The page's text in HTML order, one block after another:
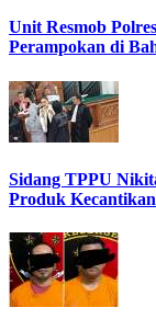
Unit Resmob
Perampokan di
Sidang TPPU
Produk